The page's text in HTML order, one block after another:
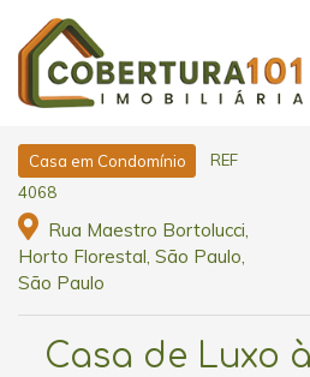
Casa em Condomínio
REF
4068
Rua Maestro Bortolucci,
Horto Florestal, São Paulo,
São Paulo
Casa de Luxo